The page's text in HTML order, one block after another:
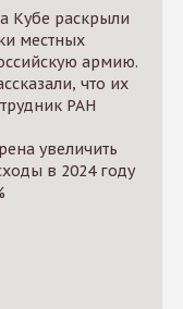
Кубе раскрыли
местных
армию.
что их
РАН
увеличить
в 2024 году